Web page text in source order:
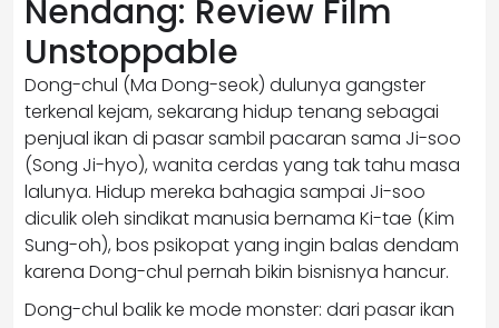
Nendang: Review Film
Unstoppable
Dong-chul (Ma Dong-seok) dulunya gangster
terkenal kejam, sekarang hidup tenang sebagai
penjual ikan di pasar sambil pacaran sama Ji-soo
(Song Ji-hyo), wanita cerdas yang tak tahu masa
lalunya. Hidup mereka bahagia sampai Ji-soo
diculik oleh sindikat manusia bernama Ki-tae (Kim
Sung-oh), bos psikopat yang ingin balas dendam
karena Dong-chul pernah bikin bisnisnya hancur.
Dong-chul balik ke mode monster: dari pasar ikan